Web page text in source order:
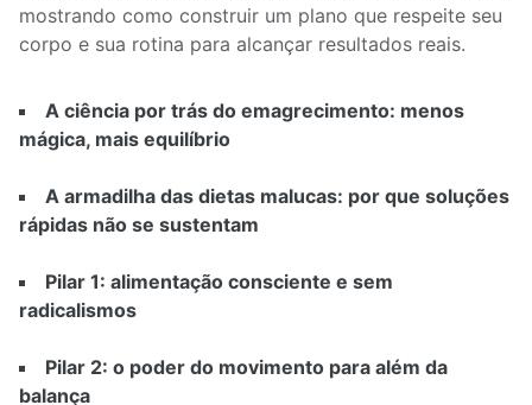
mostrando como construir um plano que respeite seu
corpo e sua rotina para alcançar resultados reais.
A ciência por trás do emagrecimento: menos
mágica, mais equilíbrio
A armadilha das dietas malucas: por que soluções
rápidas não se sustentam
Pilar 1: alimentação consciente e sem
radicalismos
Pilar 2: o poder do movimento para além da
balança